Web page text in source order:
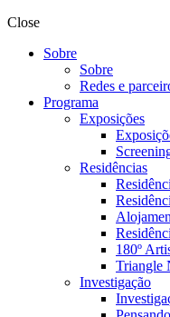
Close
Sobre
Sobre
Redes e
Programa
Exposições
Residências
180º
Triangle
Investigação